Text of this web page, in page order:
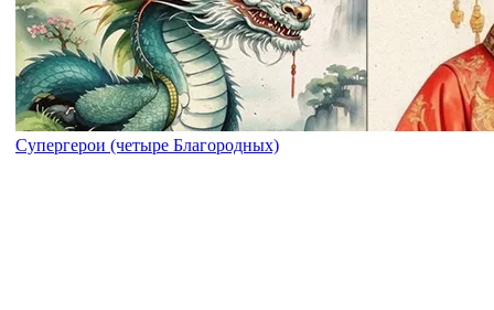
Супергерои (четыре Благородных)